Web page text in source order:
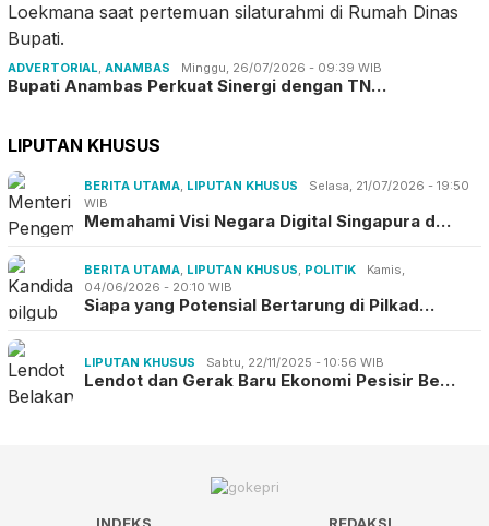
ADVERTORIAL, ANAMBAS Minggu, 26/07/2026 - 09:39 WIB
Bupati Anambas Perkuat Sinergi dengan TN…
LIPUTAN KHUSUS
BERITA UTAMA, LIPUTAN KHUSUS
Selasa, 21/07/2026 - 19:50
WIB
Memahami Visi Negara Digital Singapura d…
BERITA UTAMA, LIPUTAN KHUSUS, POLITIK
Kamis,
04/06/2026 - 20:10 WIB
Siapa yang Potensial Bertarung di Pilkad…
LIPUTAN KHUSUS Sabtu, 22/11/2025 - 10:56 WIB
Lendot dan Gerak Baru Ekonomi Pesisir Be…